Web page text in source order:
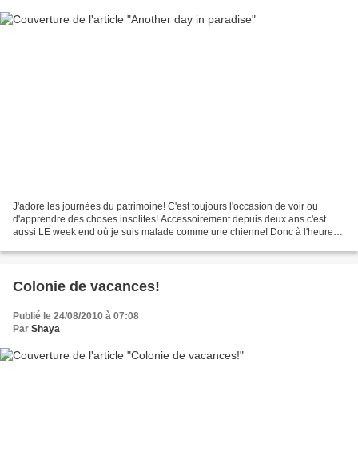
J'adore les journées du patrimoine! C'est toujours l'occasion de voir ou
d'apprendre des choses insolites! Accessoirement depuis deux ans c'est
aussi LE week end où je suis malade comme une chienne! Donc à l'heure
Colonie de vacances!
Publié le 24/08/2010 à 07:08
Par Shaya